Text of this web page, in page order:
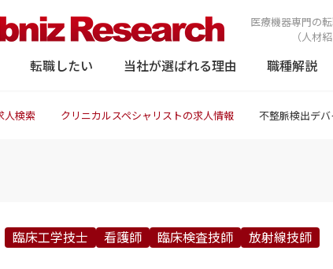
医療機器専門の
（人材
転職したい 当社が選ばれる理由 職種解説
人検索 クリニカルスペシャリストの求人情報 不整脈検出デ
臨床工学技士 看護師 臨床検査技師 放射線技師